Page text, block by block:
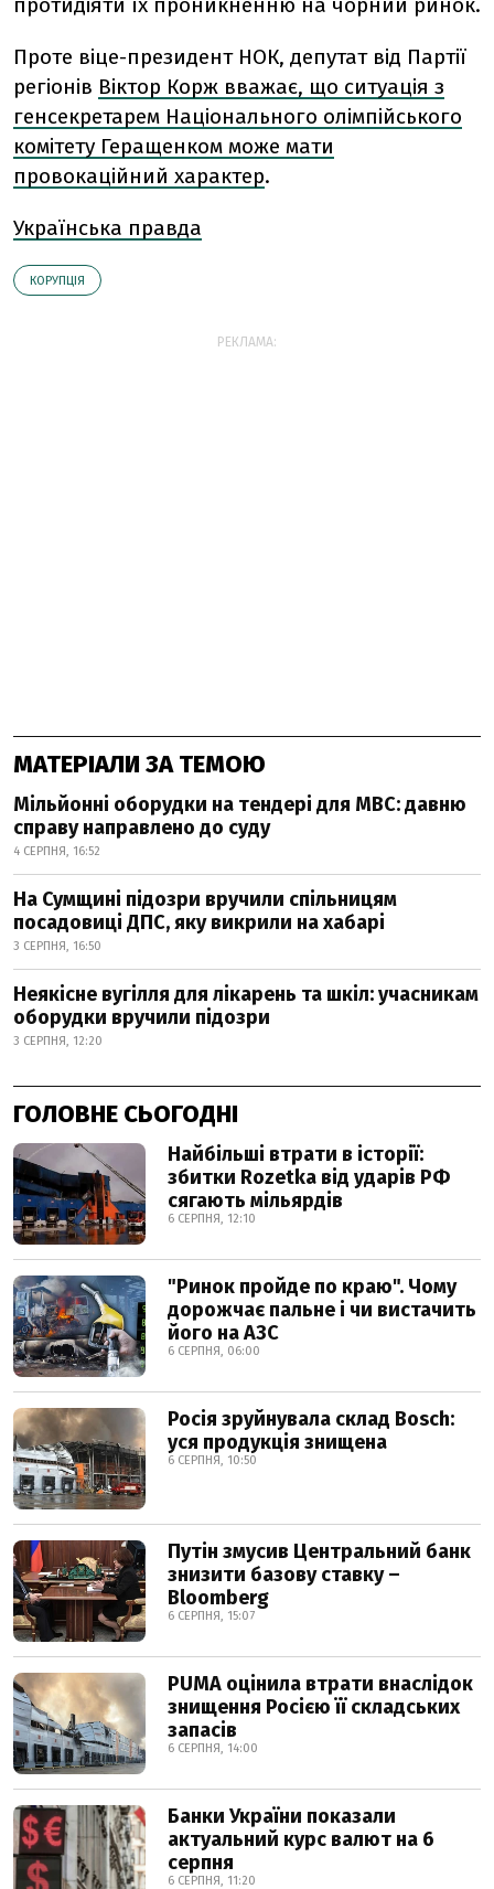
Проте віце-президент НОК, депутат від Партії
регіонів Віктор Корж вважає, що ситуація з
генсекретарем Національного олімпійського
комітету Геращенком може мати
провокаційний характер.
Українська правда
КОРУПЦІЯ
РЕКЛАМА:
МАТЕРІАЛИ ЗА ТЕМОЮ
Мільйонні оборудки на тендері для МВС: давню
справу направлено до суду
4 СЕРПНЯ, 16:52
На Сумщині підозри вручили спільницям
посадовиці ДПС, яку викрили на хабарі
3 СЕРПНЯ, 16:50
Неякісне вугілля для лікарень та шкіл: учасникам
оборудки вручили підозри
3 СЕРПНЯ, 12:20
ГОЛОВНЕ СЬОГОДНІ
Найбільші втрати в історії:
збитки Rozetka від ударів РФ
сягають мільярдів
6 СЕРПНЯ, 12:10
"Ринок пройде по краю". Чому
дорожчає пальне і чи вистачить
його на АЗС
6 СЕРПНЯ, 06:00
Росія зруйнувала склад Bosch:
уся продукція знищена
6 СЕРПНЯ, 10:50
Путін змусив Центральний банк
знизити базову ставку –
Bloomberg
6 СЕРПНЯ, 15:07
PUMA оцінила втрати внаслідок
знищення Росією її складських
запасів
6 СЕРПНЯ, 14:00
Банки України показали
актуальний курс валют на 6
серпня
6 СЕРПНЯ, 11:20